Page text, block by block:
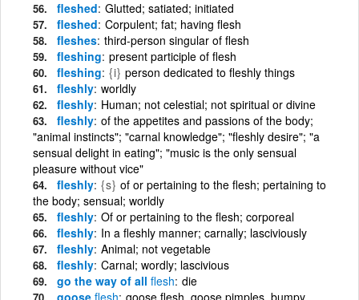
fleshed Glutted; satiated; initiated
fleshed Corpulent; fat; having flesh
fleshes third-person singular of flesh
fleshing present participle of flesh
fleshing {i} person dedicated to fleshly things
fleshly worldly
fleshly Human; not celestial; not spiritual or divine
fleshly of the appetites and passions of the body;
"animal instincts"; "carnal knowledge"; "fleshly desire"; "a
sensual delight in eating"; "music is the only sensual
pleasure without vice"
fleshly {s} of or pertaining to the flesh; pertaining to
the body; sensual; worldly
fleshly Of or pertaining to the flesh; corporeal
fleshly In a fleshly manner; carnally; lasciviously
fleshly Animal; not vegetable
fleshly Carnal; wordly; lascivious
go the way of all flesh die
goose flesh goose flesh, goose pimples, bumpy